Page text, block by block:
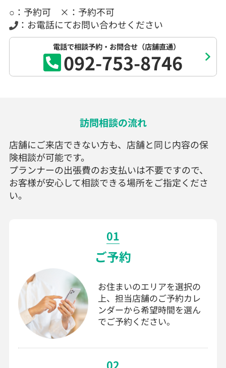
○：予約可 ×：予約不可
：お電話にてお問い合わせください
電話で相談予約・お問合せ（店舗直通）
092-753-8746
訪問相談の流れ
店舗にご来店できない方も、店舗と同じ内容の保
険相談が可能です。
プランナーの出張費のお支払いは不要ですので、
お客様が安心して相談できる場所をご指定くださ
い。
01
ご予約
お住まいのエリアを選択の
上、担当店舗のご予約カレ
ンダーから希望時間を選ん
でご予約ください。
02